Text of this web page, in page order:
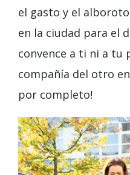
el gasto y el
en la ciudad para el
convence a ti ni a tu
compañía del otro
por completo!